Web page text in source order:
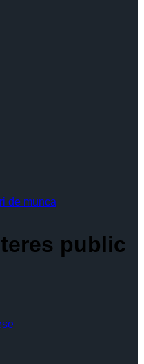
de munca
public